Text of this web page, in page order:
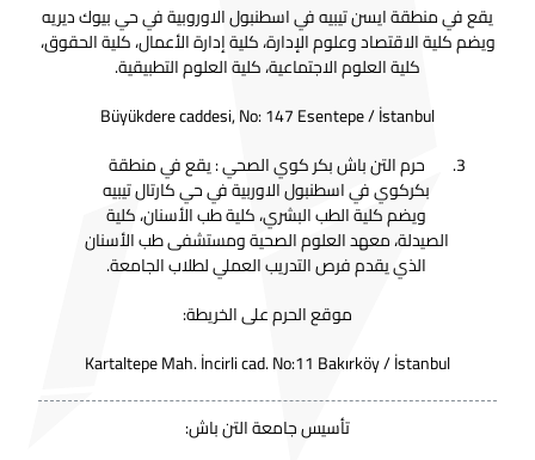
يقع في منطقة ايسن تيبيه في اسطنبول الاوروبية في حي بيوك ديريه
ويضم كلية الاقتصاد وعلوم الإدارة، كلية إدارة الأعمال، كلية الحقوق،
كلية العلوم الاجتماعية، كلية العلوم التطبيقية.
Büyükdere caddesi, No: 147 Esentepe / İstanbul
حرم التن باش بكر كوي الصحي : يقع في منطقة
بكركوي في اسطنبول الاوربية في حي كارتال تيبيه
ويضم كلية الطب البشري، كلية طب الأسنان، كلية
الصيدلة، معهد العلوم الصحية ومستشفى طب الأسنان
الذي يقدم فرص التدريب العملي لطلاب الجامعة.
موقع الحرم على الخريطة:
Kartaltepe Mah. İncirli cad. No:11 Bakırköy / İstanbul
تأسيسجامعة التن باش: